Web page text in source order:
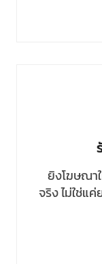
ยิงโฆษณา
จริง ไม่ใช่แ